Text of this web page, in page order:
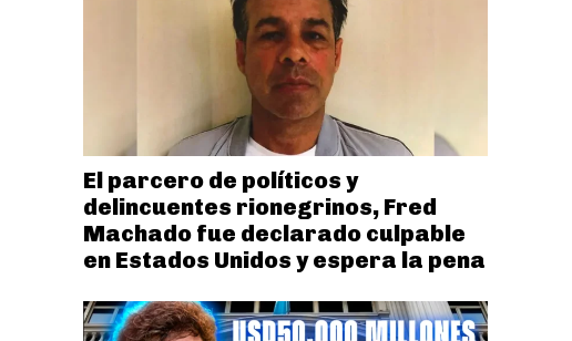
El parcero de políticos y
delincuentes rionegrinos, Fred
Machado fue declarado culpable
en Estados Unidos y espera la pena